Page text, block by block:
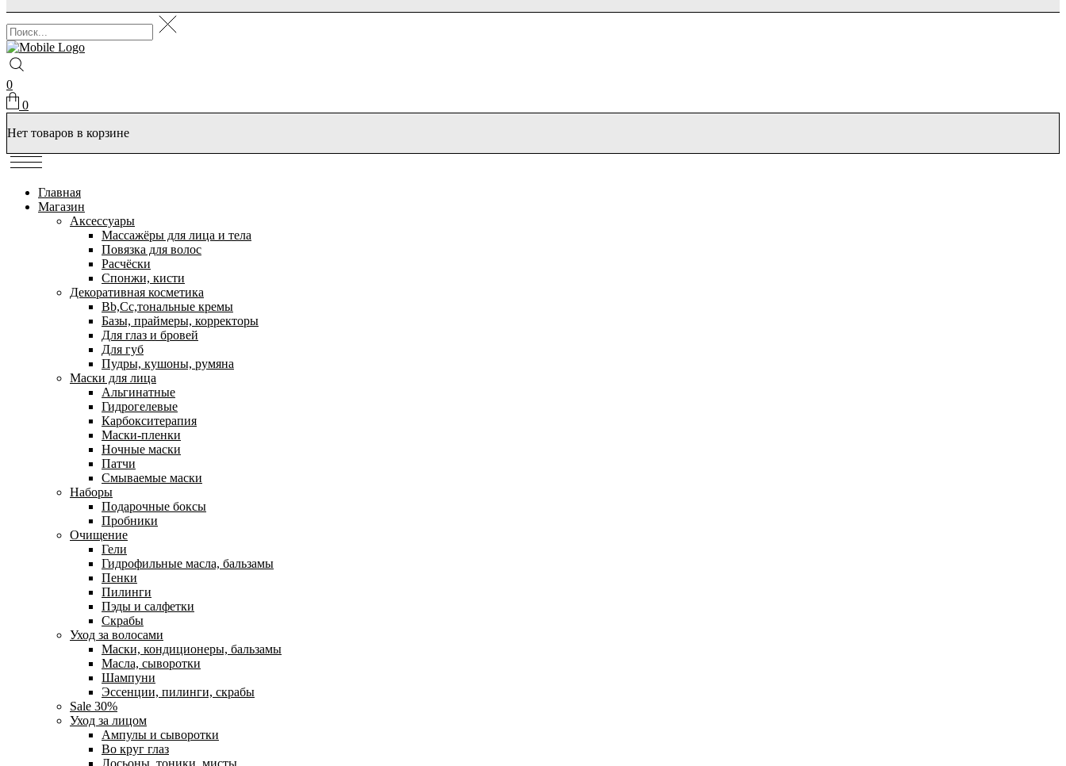
0
0
Нет товаров в корзине
Главная
Магазин
Аксессуары
Массажёры для лица и тела
Повязка для волос
Расчёски
Спонжи, кисти
Декоративная косметика
Bb,Cc,тональные кремы
Базы, праймеры, корректоры
Для глаз и бровей
Для губ
Пудры, кушоны, румяна
Маски для лица
Альгинатные
Гидрогелевые
Карбокситерапия
Маски-пленки
Ночные маски
Патчи
Смываемые маски
Наборы
Подарочные боксы
Пробники
Очищение
Гели
Гидрофильные масла, бальзамы
Пенки
Пилинги
Пэды и салфетки
Скрабы
Уход за волосами
Маски, кондиционеры, бальзамы
Масла, сыворотки
Шампуни
Эссенции, пилинги, скрабы
Sale 30%
Уход за лицом
Ампулы и сыворотки
Во круг глаз